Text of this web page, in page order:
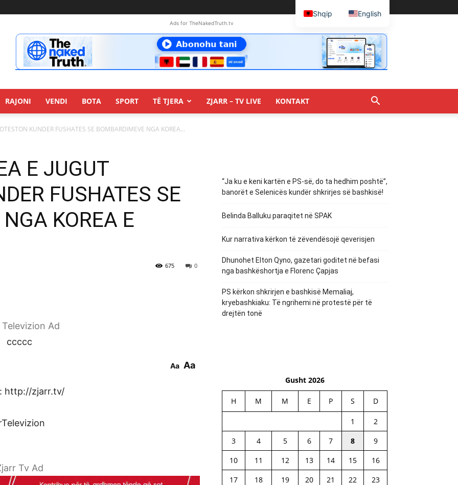
Ads for TheNakedTruth.tv
RAJONI VENDI BOTA SPORT TË TJERA ZJARR – TV LIVE KONTAKT
KUNDER FUSHATES SE BOMBARDIMEVE NGA KOREA...
E JUGUT
FUSHATES SE
KOREA E
0
675
Ad
ccccc
Aa Aa
http://zjarr.tv/
Tv Ad
“Ja ku e keni kartën e PS-së, do ta hedhim poshtë”,
banorët e Selenicës kundër shkrirjes së bashkisë!
Belinda Balluku paraqitet në SPAK
Kur narrativa kërkon të zëvendësojë qeverisjen
Dhunohet Elton Qyno, gazetari goditet në befasi
nga bashkëshortja e Florenc Çapjas
PS kërkon shkrirjen e bashkisë Memaliaj,
kryebashkiaku: Të ngrihemi në protestë për të
drejtën tonë
Gusht 2026
H M M E P S D
1
2
3
4 5 6 7 8
9
10
11 12 13 14 15
16
17
18 19 20 21 22
23
Shqip English